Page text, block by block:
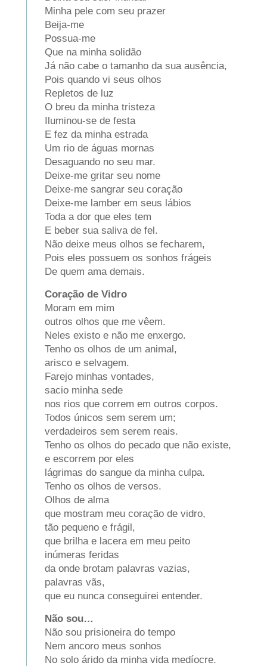
Minha pele com seu prazer
Beija-me
Possua-me
Que na minha solidão
Já não cabe o tamanho da sua ausência,
Pois quando vi seus olhos
Repletos de luz
O breu da minha tristeza
Iluminou-se de festa
E fez da minha estrada
Um rio de águas mornas
Desaguando no seu mar.
Deixe-me gritar seu nome
Deixe-me sangrar seu coração
Deixe-me lamber em seus lábios
Toda a dor que eles tem
E beber sua saliva de fel.
Não deixe meus olhos se fecharem,
Pois eles possuem os sonhos frágeis
De quem ama demais.
Coração de Vidro
Moram em mim
outros olhos que me vêem.
Neles existo e não me enxergo.
Tenho os olhos de um animal,
arisco e selvagem.
Farejo minhas vontades,
sacio minha sede
nos rios que correm em outros corpos.
Todos únicos sem serem um;
verdadeiros sem serem reais.
Tenho os olhos do pecado que não existe,
e escorrem por eles
lágrimas do sangue da minha culpa.
Tenho os olhos de versos.
Olhos de alma
que mostram meu coração de vidro,
tão pequeno e frágil,
que brilha e lacera em meu peito
inúmeras feridas
da onde brotam palavras vazias,
palavras vãs,
que eu nunca conseguirei entender.
Não sou…
Não sou prisioneira do tempo
Nem ancoro meus sonhos
No solo árido da minha vida medíocre.